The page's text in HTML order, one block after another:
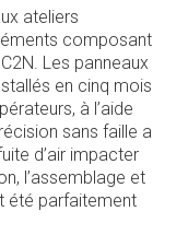
ateliers
composant
Les panneaux
en cinq mois
à l’aide
sans faille a
d’air impacter
l’assemblage et
été parfaitement